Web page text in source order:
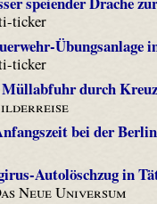
ticker
Übungsanlage
ticker
durch
bei der
Autolöschzug in
Neue Universum